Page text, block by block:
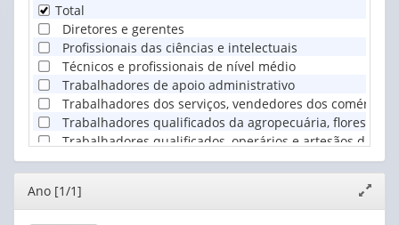
Total
Diretores e gerentes
Profissionais das ciências e intelectuais
Técnicos e profissionais de nível médio
Trabalhadores de apoio administrativo
Trabalhadores dos serviços, vendedores dos comércios
Trabalhadores qualificados da agropecuária, florestais,
Trabalhadores qualificados, operários e artesãos da
Operadores de instalações e máquinas e montadores
Ocupações elementares
Membros das forças armadas, policiais, bombeiros
Ocupações mal definidas
Editor
janela
Ano [1/1]